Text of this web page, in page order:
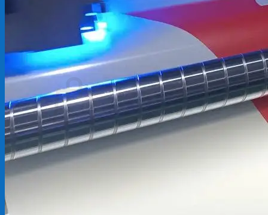
kiếm:
Giỏ hàng /0₫
Chưa có sản phẩm trong giỏ hàng.
Quay trở lại cửa hàng